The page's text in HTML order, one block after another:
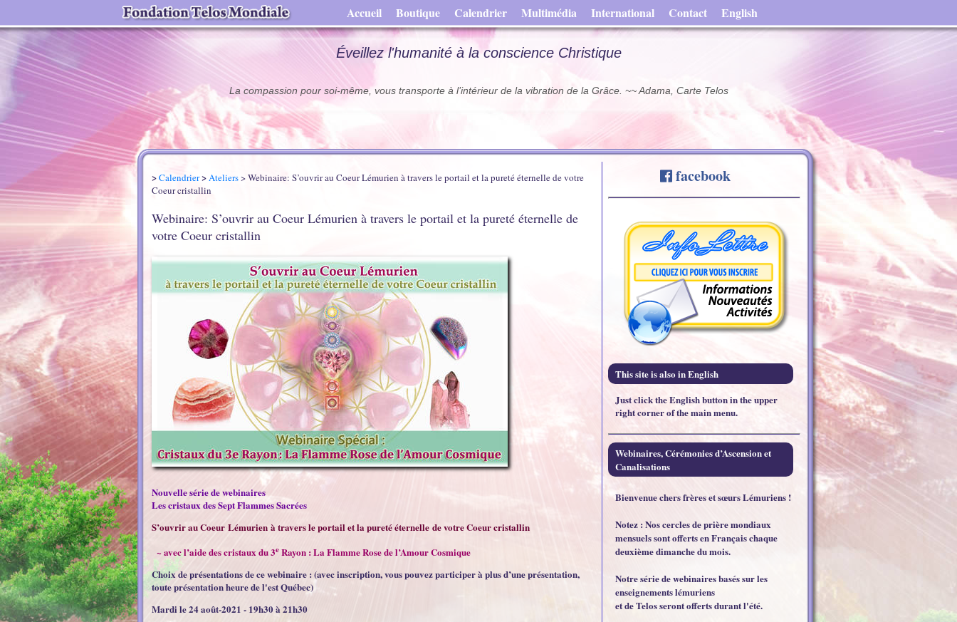
Accueil Boutique Calendrier Multimédia International Contact English
Éveillez l'humanité à la conscience Christique
La compassion pour soi-même, vous transporte à l’intérieur de la vibration de la Grâce. ~~ Adama, Carte Telos
>Calendrier>Ateliers> Webinaire: S’ouvrir au Coeur Lémurien à travers le portail et la pureté éternelle de votre
Coeur cristallin
Webinaire: S’ouvrir au Coeur Lémurien à travers le portail et la pureté éternelle de
votre Coeur cristallin
Nouvelle série de webinaires
Les cristaux des Sept Flammes Sacrées
S’ouvrir au Coeur Lémurien à travers le portail et la pureté éternelle de votre Coeur cristallin
~ avec l’aide des cristaux du 3eRayon : La Flamme Rose de l’Amour Cosmique
Choix de présentations de ce webinaire : (avec inscription, vous pouvez participer à plus d’une présentation,
toute présentation heure de l'est Québec)
Mardi le 24 août-2021 - 19h30 à 21h30
facebook
This site is also in English
Just click the English button in the upper
right corner of the main menu.
Webinaires, Cérémonies d’Ascension et
Canalisations
Bienvenue chers frères et sœurs Lémuriens !
Notez : Nos cercles de prière mondiaux
mensuels sont offerts en Français chaque
deuxième dimanche du mois.
Notre série de webinaires basés sur les
enseignements lémuriens
et de Telos seront offerts durant l'été.